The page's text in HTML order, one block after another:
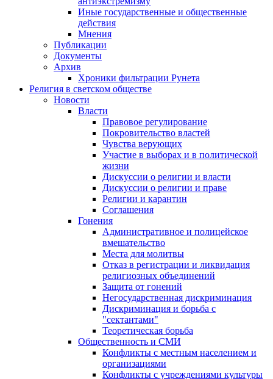
Иные государственные и общественные
действия
Мнения
Публикации
Документы
Архив
Хроники фильтрации Рунета
Религия в светском обществе
Новости
Власти
Правовое регулирование
Покровительство властей
Чувства верующих
Участие в выборах и в политической
жизни
Дискуссии о религии и власти
Дискуссии о религии и праве
Религии и карантин
Соглашения
Гонения
Административное и полицейское
вмешательство
Места для молитвы
Отказ в регистрации и ликвидация
религиозных объединений
Защита от гонений
Негосударственная дискриминация
Дискриминация и борьба с
"сектантами"
Теоретическая борьба
Общественность и СМИ
Конфликты с местным населением и
организациями
Конфликты с учреждениями культуры